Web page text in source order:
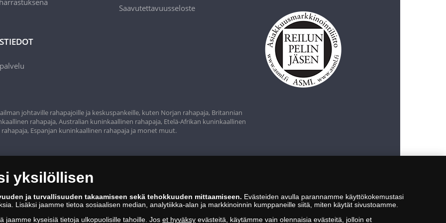
Saavutettavuusseloste
johtaville rahapajoille ja keskuspankeille, kuten Norjan rahapaja, Britannian
rahapaja, Australian kuninkaallinen rahapaja, Etelä-Afrikan kuninkaallinen
Espanjan kuninkaallinen rahapaja ja monet muut.
yksilöllisen
ja turvallisuuden takaamiseen sekä tehokkuuden mittaamiseen. Evästeiden avulla parannamme käyttökokemustasi
Lisäksi jaamme tietoa sosiaalisen median, analytiikka-alan ja markkinoinnin kumppaneille siitä, miten käytät sivustoamme.
jaamme kyseisiä tietoja ulkopuolisille tahoille. Jos et hyväksy evästeitä, käytämme vain olennaisia evästeitä, jolloin et